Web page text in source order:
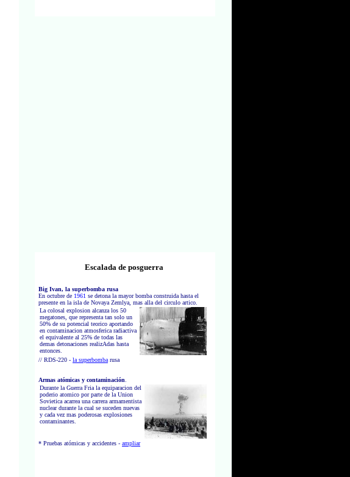
Escalada de posguerra
Big Ivan, la superbomba rusa
En octubre de 1961 se detona la mayor bomba construida hasta el
presente en la isla de Novaya Zemlya, mas alla del circulo artico.
La colosal explosion alcanza los 50
megatones, que representa tan solo un
50% de su potencial teorico aportando
en contaminacion atmosferica radiactiva
el equivalente al 25% de todas las
demas detonaciones realizAdas hasta
entonces.
// RDS-220 - la superbomba rusa
Armas atómicas y contaminación
Durante la Guerra Fria la equiparacion del
poderio atomico por parte de la Union
Sovietica acarrea una carrera armamentista
nuclear durante la cual se suceden nuevas
y cada vez mas poderosas explosiones
contaminantes.
* Pruebas atómicas y accidentes - ampliar